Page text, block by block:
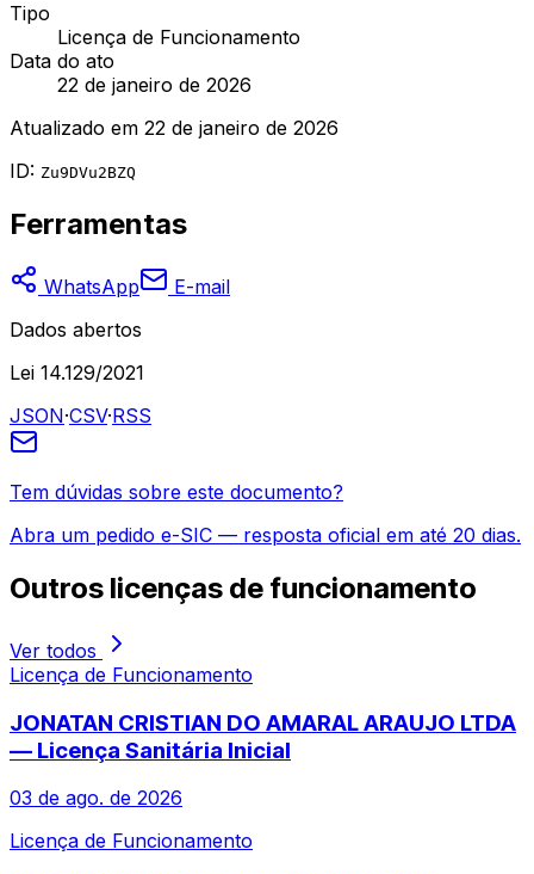
Tipo
Licença de Funcionamento
Data do ato
22 de janeiro de 2026
Atualizado em 22 de janeiro de 2026
ID: Zu9DVu2BZQ
Ferramentas
WhatsApp
E-mail
Dados abertos
Lei 14.129/2021
JSON·CSV·RSS
Tem dúvidas sobre este documento?
Abra um pedido e-SIC — resposta oficial em até 20 dias.
Outros licenças de funcionamento
Ver todos
Licença de Funcionamento
JONATAN CRISTIAN DO AMARAL ARAUJO LTDA
— Licença Sanitária Inicial
03 de ago. de 2026
Licença de Funcionamento